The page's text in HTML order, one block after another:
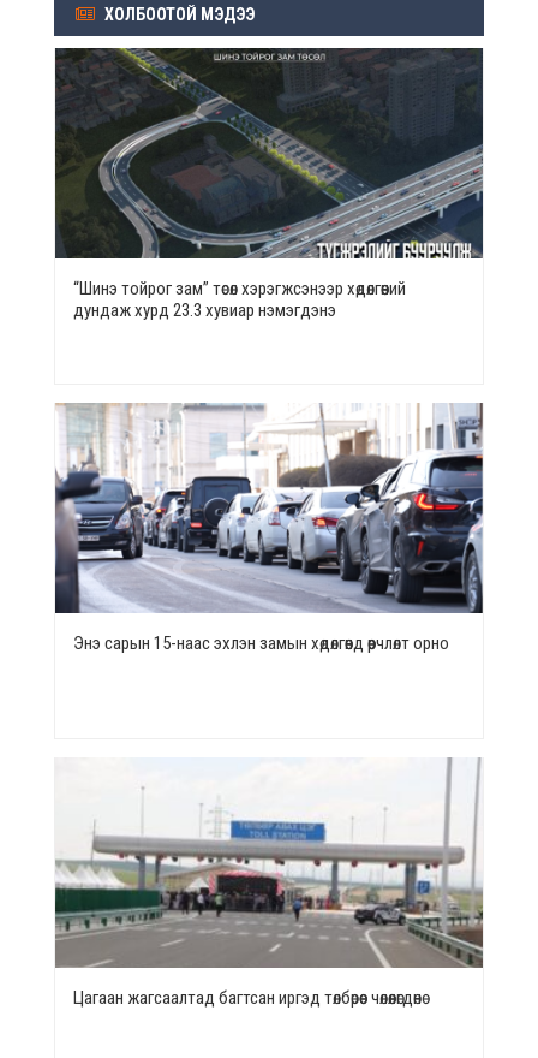
ХОЛБООТОЙ МЭДЭЭ
“Шинэ тойрог зам” төсөл хэрэгжсэнээр хөдөлгөөний
дундаж хурд 23.3 хувиар нэмэгдэнэ
Энэ сарын 15-наас эхлэн замын хөдөлгөөнд өөрчлөлт орно
Цагаан жагсаалтад багтсан иргэд төлбөрөөс чөлөөлөгдөнө